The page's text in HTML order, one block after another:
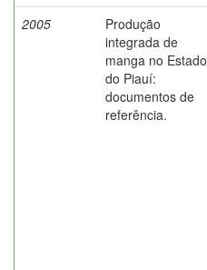
2005
Produção
integrada de
manga no Estado
do Piauí:
documentos de
referência.